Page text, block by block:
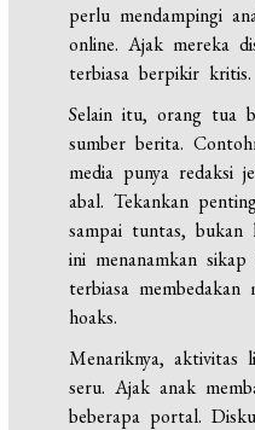
perlu mendampingi
online. Ajak mereka
terbiasa berpikir kritis.
Selain itu, orang tua
sumber berita.
media punya redaksi
abal. Tekankan
sampai tuntas, bukan
ini menanamkan
terbiasa
hoaks.
Menariknya, aktivitas
seru. Ajak anak
beberapa portal.